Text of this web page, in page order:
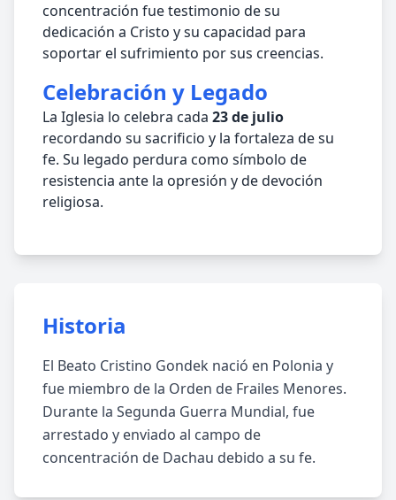
concentración fue testimonio de su
dedicación a Cristo y su capacidad para
soportar el sufrimiento por sus creencias.
Celebración y Legado
La Iglesia lo celebra cada 23 de julio
recordando su sacrificio y la fortaleza de su
fe. Su legado perdura como símbolo de
resistencia ante la opresión y de devoción
religiosa.
Historia
El Beato Cristino Gondek nació en Polonia y
fue miembro de la Orden de Frailes Menores.
Durante la Segunda Guerra Mundial, fue
arrestado y enviado al campo de
concentración de Dachau debido a su fe.